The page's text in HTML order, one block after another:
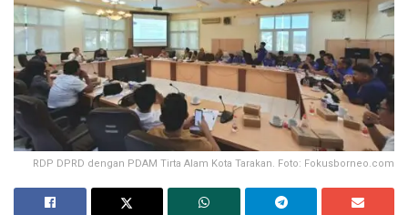
RDP DPRD dengan PDAM Tirta Alam Kota Tarakan. Foto: Fokusborneo.com